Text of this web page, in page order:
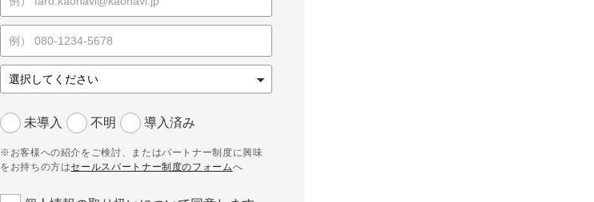
未導入 不明 導入済み
※お客様への紹介をご検討、またはパートナー制度に興味
をお持ちの方はセールスパートナー制度のフォームへ